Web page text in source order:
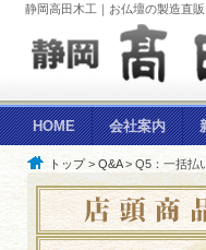
静岡高田木工｜お仏壇の製造直
HOME 会社案内
トップ> Q&A> Q5：一括払